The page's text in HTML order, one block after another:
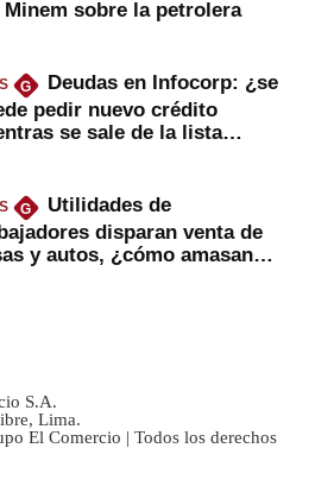
Minem sobre la petrolera
G
Deudas en Infocorp: ¿se
pedir nuevo crédito
se sale de la lista
G
Utilidades de
disparan venta de
y autos, ¿cómo amasan
S.A.
Lima.
El Comercio | Todos los derechos